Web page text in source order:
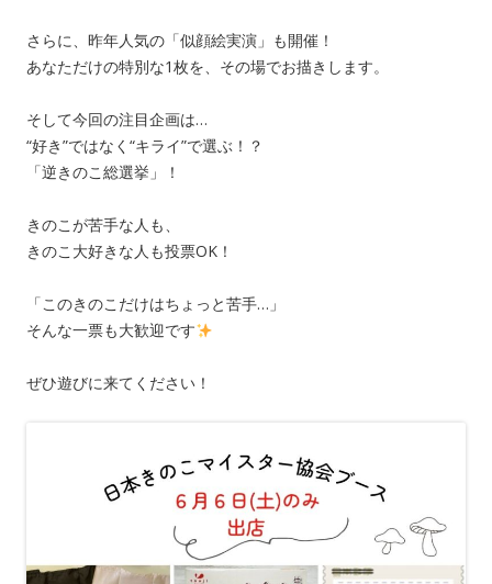
さらに、昨年人気の「似顔絵実演」も開催！
あなただけの特別な1枚を、その場でお描きします。
そして今回の注目企画は…
“好き”ではなく“キライ”で選ぶ！？
「逆きのこ総選挙」！
きのこが苦手な人も、
きのこ大好きな人も投票OK！
「このきのこだけはちょっと苦手…」
そんな一票も大歓迎です
ぜひ遊びに来てください！